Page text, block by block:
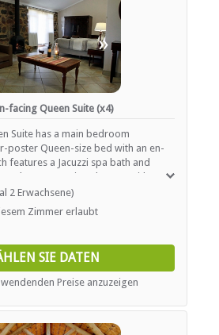
»
facing Queen Suite (x4)
Suite has a main bedroom
poster Queen-size bed with an en-
features a Jacuzzi spa bath and
and WC. A spacious lounge with a
opens onto a covered veranda.
and log fireplaces all form part of the
The rooms feature fireplaces,
and a wood fireplace
free of charge). Facilities include
Wireless internet connection, coffee
complimentary high speed
service, converters/ Voltage
2 Erwachsene)
Zimmer erlaubt
SIE DATEN
Preise anzuzeigen